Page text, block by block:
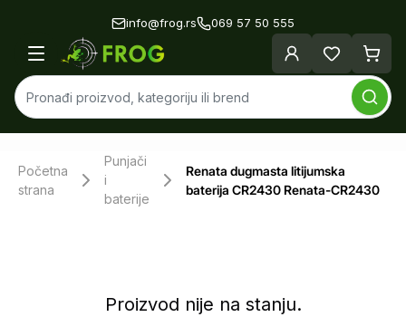
info@frog.rs 069 57 50 555
Početna
strana
Punjači
i
baterije
Renata dugmasta litijumska
baterija CR2430 Renata-CR2430
Proizvod nije na stanju.